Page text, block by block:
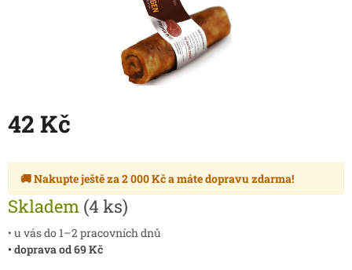
42 Kč
cena:
🚚 Nakupte ještě za2 000 Kča mátedopravu zdarma!
Skladem (4 ks)
• u vás do 1–2 pracovních dnů
• doprava od 69 Kč